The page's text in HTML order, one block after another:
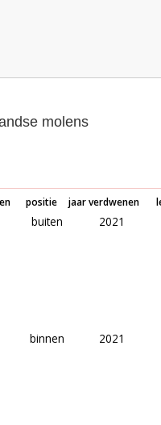
molens
positie jaar verdwenen
buiten 2021
binnen 2021